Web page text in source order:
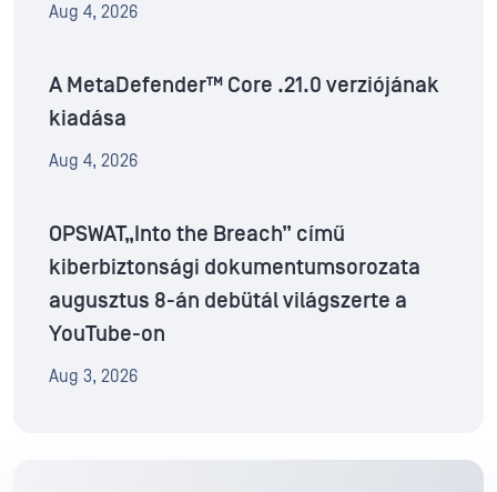
Aug 4, 2026
A MetaDefender™ Core .21.0 verziójának
kiadása
Aug 4, 2026
OPSWAT„Into the Breach” című
kiberbiztonsági dokumentumsorozata
augusztus 8-án debütál világszerte a
YouTube-on
Aug 3, 2026